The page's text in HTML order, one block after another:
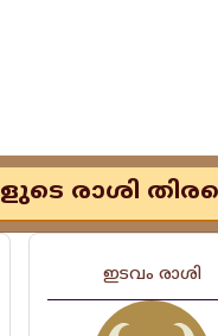
രാശി
ഇടവം രാശി